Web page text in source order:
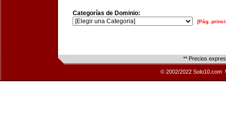
Categorías de Dominio:
[Pág.
** Precios
© 2002/2022 Solo10.com